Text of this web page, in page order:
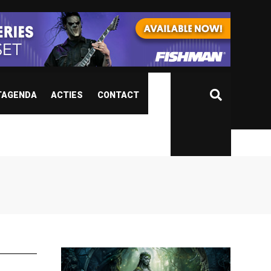
ACTIES CONTACT